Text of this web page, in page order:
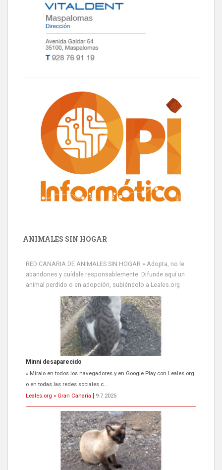
ANIMALES SIN HOGAR
RED CANARIA DE ANIMALES SIN HOGAR » Adopta, no le
abandones y cuídale responsablemente. Difunde aquí un
animal perdido o en adopción, subiéndolo a Leales.org
Siami Perdida
Se llama Siami,es hembra de 4 años,esterilizada con marca de
oreja,cariñosa,mimosa pero miedosa,e...
Leales.org » Gran Canaria
9.7.2025